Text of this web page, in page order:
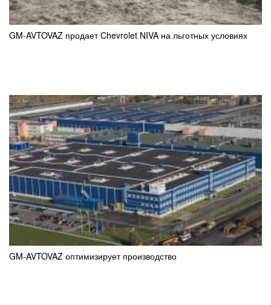
GM-AVTOVAZ продает Chevrolet NIVA на льготных условиях
GM-AVTOVAZ оптимизирует производство